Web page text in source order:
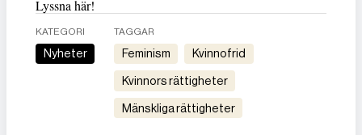
Lyssna här!
KATEGORI
Nyheter
TAGGAR
feminism kvinnofrid
kvinnors rättigheter
mänskliga rättigheter